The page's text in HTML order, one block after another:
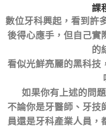
課
數位牙科興起，看到許
後得心應手，但自己實
的
看似光鮮亮麗的黑科技
如果你有上述的問
不論你是牙醫師、牙技
員還是牙科產業人員